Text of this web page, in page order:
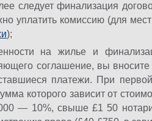
следует финализация
уплатить комиссию (для
);
на жилье и
соглашение, вы
платежи. При
которого зависит от
— 10%, свыше £1 50